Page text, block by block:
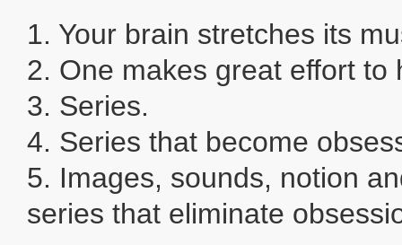
1. Your brain stretches its
2. One makes great effort to
3. Series.
4. Series that become
5. Images, sounds, notion
series that eliminate